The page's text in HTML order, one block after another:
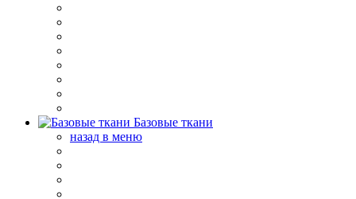
Базовые ткани
назад в меню